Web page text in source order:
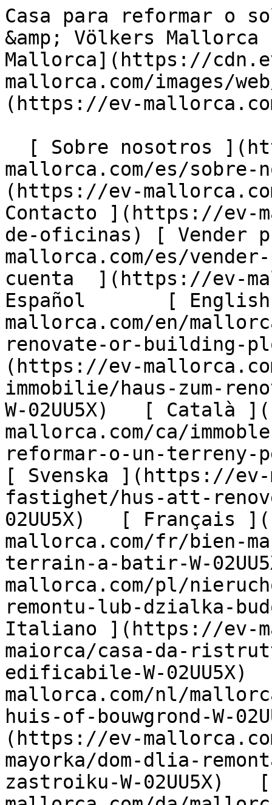
Casa para reformar o solar para construir - Engel &amp; Völkers Mallorca                [ ![EV Mallorca](https://cdn.ev-mallorca.com/images/web/EV_Logo_RGB.svg) ](https://ev-mallorca.com/es)  Mallorca  

  [ Sobre nosotros ](https://ev-mallorca.com/es/sobre-nosotros) [ Sobre Mallorca ](https://ev-mallorca.com/es/sobre-mallorca) [ Contacto ](https://ev-mallorca.com/es/ubicaciones-de-oficinas) [ Vender propiedad ](https://ev-mallorca.com/es/vender-propiedad-mallorca) [    Mi cuenta  ](https://ev-mallorca.com/es/mi-cuenta)   Español       [ English ](https://ev-mallorca.com/en/mallorca-property/house-to-renovate-or-building-plot-W-02UU5X)    [ Deutsch ](https://ev-mallorca.com/de/mallorca-immobilie/haus-zum-renovieren-oder-baugrundstuck-W-02UU5X)   [ Català ](https://ev-mallorca.com/ca/immoble-mallorca/una-casa-per-reformar-o-un-terreny-per-construir-hi-W-02UU5X)   [ Svenska ](https://ev-mallorca.com/sv/mallorca-fastighet/hus-att-renovera-eller-tomt-att-bygga-W-02UU5X)   [ Français ](https://ev-mallorca.com/fr/bien-majorque/maison-a-renover-ou-terrain-a-batir-W-02UU5X)   [ Polski ](https://ev-mallorca.com/pl/nieruchomosc-majorce/dom-do-remontu-lub-dzialka-budowlana-W-02UU5X)   [ Italiano ](https://ev-mallorca.com/it/immobili-maiorca/casa-da-ristrutturare-o-terreno-edificabile-W-02UU5X)   [ Dutch ](https://ev-mallorca.com/nl/mallorca-eigendom/te-renoveren-huis-of-bouwgrond-W-02UU5X)   [ Русский ](https://ev-mallorca.com/ru/nedvizhimost-mayorka/dom-dlia-remonta-ili-ucastok-pod-zastroiku-W-02UU5X)   [ Dansk ](https://ev-mallorca.com/da/mallorca-ejendom/hus-til-renovering-eller-byggegrund-W-02UU5X)   

  Comprar  [ Todas las propiedades ](https://ev-mallorca.com/es/inmobiliaria-mallorca?contract_type=0) [ Casa ](https://ev-mallorca.com/es/inmobiliaria-mallorca?contract_type=0&type%5B0%5D=0) [ Finca ](https://ev-mallorca.com/es/inmobiliaria-mallorca?contract_type=0&type%5B0%5D=1) [ Apartamento ](https://ev-mallorca.com/es/inmobiliaria-mallorca?contract_type=0&type%5B0%5D=2) [ Ático ](https://ev-mallorca.com/es/inmobiliaria-mallorca?contract_type=0&type%5B0%5D=5) [ Solares ](https://ev-mallorca.com/es/inmobiliaria-mallorca?contract_type=0&type%5B0%5D=3) [ Obra nueva ](https://ev-mallorca.com/es/inmobiliaria-mallorca?contract_type=0&type%5B0%5D=development) 

  Alquilar  [ Todas las propiedades ](https://ev-mallorca.com/es/inmobiliaria-mallorca?contract_type=1) [ Casa ](https://ev-mallorca.com/es/inmobiliaria-mallorca?contract_type=1&type%5B0%5D=0) [ Finca ](https://ev-mallorca.com/es/inmobiliaria-mallorca?contract_type=1&type%5B0%5D=1) [ Apartamento ](https://ev-mallorca.com/es/inmobiliaria-mallorca?contract_type=1&type%5B0%5D=2) [ Ático ](https://ev-mallorca.com/es/inmobiliaria-mallorca?contract_type=1&type%5B0%5D=5) 

  Alquiler Vacacional  [ Todas las propiedades ](https://ev-mallorca.com/es/alquiler-vacacional) [ Casa ](https://ev-mallorca.com/es/alquiler-vacacional?type%5B0%5D=0) [ Finca ](https://ev-mallorca.com/es/alquiler-vacacional?type%5B0%5D=1) [ Apartamento ](https://ev-mallorca.com/es/alquiler-vacacional?type%5B0%5D=2) [ Ático ](https://ev-mallorca.com/es/alquiler-vacacional?type%5B0%5D=5) 

  Comercial  [ Todas las propiedades ](https://ev-mallorca.com/es/propiedades-comerciales) [ Agricultura y bosques ](https://ev-mallorca.com/es/propiedades-comerciales?type%5B0%5D=6) [ Hotel ](https://ev-mallorca.com/es/propiedades-comerciales?type%5B0%5D=7) [ Industria ](https://ev-mallorca.com/es/propiedades-comerciales?type%5B0%5D=8) [ Inversión ](https://ev-mallorca.com/es/propiedades-comerciales?type%5B0%5D=9) [ Gastronomía ](https://ev-mallorca.com/es/propiedades-comerciales?type%5B0%5D=10) [ Solares ](https://ev-mallorca.com/es/propiedades-comerciales?type%5B0%5D=11) [ Oficina ](https://ev-mallorca.com/es/propiedades-comerciales?type%5B0%5D=12) [ Otros ](https://ev-mallorca.com/es/propiedades-comerciales?type%5B0%5D=13) [ Tienda ](https://ev-mallorca.com/es/propiedades-comerciales?type%5B0%5D=14) 

 [ Obra nueva ](https://ev-mallorca.com/es/obra-nueva-mallorca) 

     Español       [ English ](https://ev-mallorca.com/en/mallorca-property/house-to-renovate-or-building-plot-W-02UU5X)    [ Deutsch ](https://ev-mallorca.com/de/mallorca-immobilie/haus-zum-renovieren-oder-baugrundstuck-W-02UU5X)   [ Català ](https://ev-mallorca.com/ca/immoble-mallorca/una-casa-per-reformar-o-un-terreny-per-construir-hi-W-02UU5X)   [ Svenska ](https://ev-mallorca.com/sv/mallorca-fastighet/hus-att-renovera-eller-tomt-att-bygga-W-02UU5X)   [ Français ](https://ev-mallorca.com/fr/bien-majorque/maison-a-